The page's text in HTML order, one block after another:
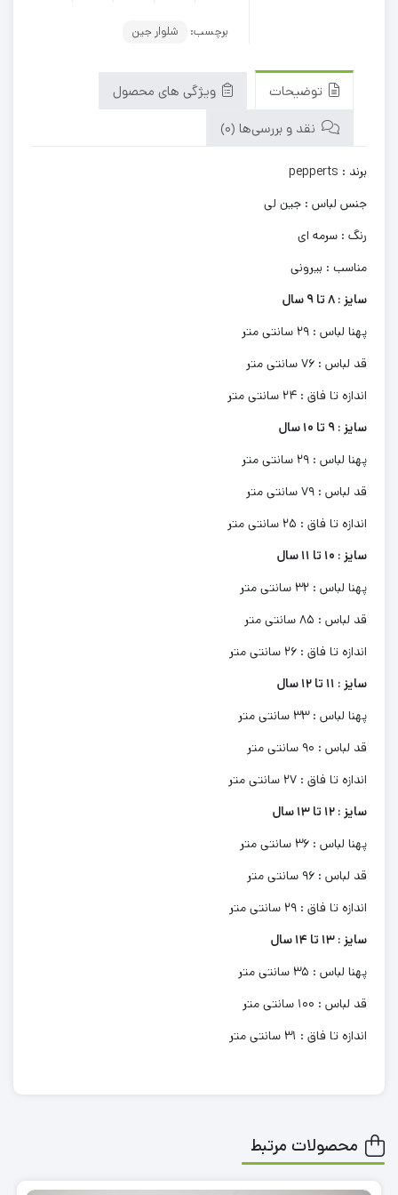
برچسب: شلوار جین
توضیحات
ویژگی های محصول
نقد و بررسی‌ها (0)
برند : pepperts
جنس لباس : جین لی
رنگ : سرمه ای
مناسب : بیرونی
سایز : 8 تا 9 سال
پهنا لباس : 29 سانتی متر
قد لباس : 76 سانتی متر
اندازه تا فاق : 24 سانتی متر
سایز : 9 تا 10 سال
پهنا لباس : 29 سانتی متر
قد لباس : 79 سانتی متر
اندازه تا فاق : 25 سانتی متر
سایز : 10 تا 11 سال
پهنا لباس : 32 سانتی متر
قد لباس : 85 سانتی متر
اندازه تا فاق : 26 سانتی متر
سایز : 11 تا 12 سال
پهنا لباس : 33 سانتی متر
قد لباس : 90 سانتی متر
اندازه تا فاق : 27 سانتی متر
سایز : 12 تا 13 سال
پهنا لباس : 36 سانتی متر
قد لباس : 96 سانتی متر
اندازه تا فاق : 29 سانتی متر
سایز : 13 تا 14 سال
پهنا لباس : 35 سانتی متر
قد لباس : 100 سانتی متر
اندازه تا فاق : 31 سانتی متر
محصولات مرتبط